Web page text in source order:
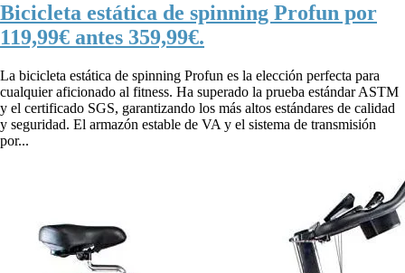
Bicicleta estática de spinning Profun por
119,99€ antes 359,99€.
La bicicleta estática de spinning Profun es la elección perfecta para
cualquier aficionado al fitness. Ha superado la prueba estándar ASTM
y el certificado SGS, garantizando los más altos estándares de calidad
y seguridad. El armazón estable de VA y el sistema de transmisión
por...